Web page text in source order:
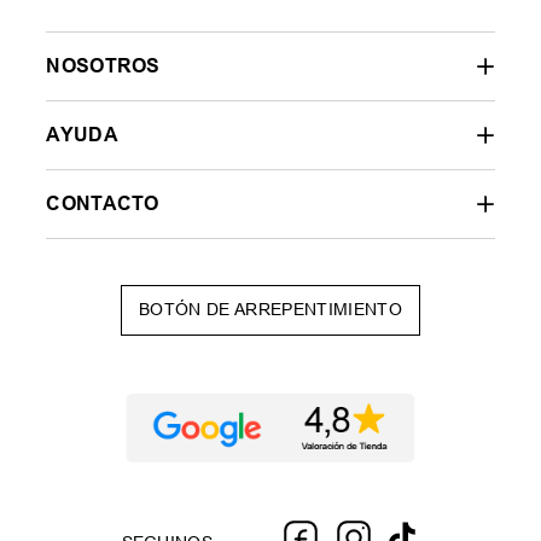
NOSOTROS
AYUDA
CONTACTO
BOTÓN DE ARREPENTIMIENTO